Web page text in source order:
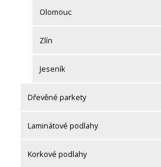
Olomouc
Zlín
Jeseník
Dřevěné parkety
Laminátové podlahy
Korkové podlahy